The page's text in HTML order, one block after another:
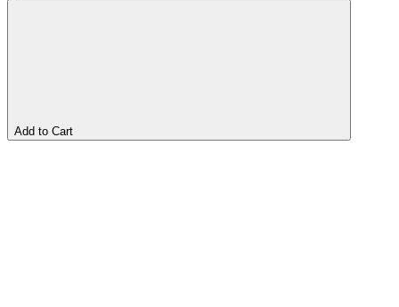
Add to Cart